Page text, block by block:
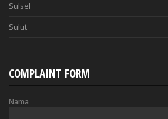
Sulsel
Sulut
COMPLAINT FORM
Nama